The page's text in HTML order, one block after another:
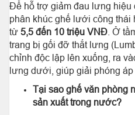
Để hỗ trợ giảm đau lưng hiệu
phân khúc ghế lưới công thái
từ 5,5 đến 10 triệu VNĐ . Ở
trang bị gối đỡ thắt lưng
chỉnh độc lập lên xuống, ra
lưng dưới, giúp giải phóng áp
Tại sao ghế văn phòng
sản xuất trong nước?